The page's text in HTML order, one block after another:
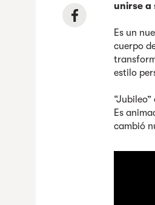
unirse a
Es un
cuerpo
estilo
Es
cambió